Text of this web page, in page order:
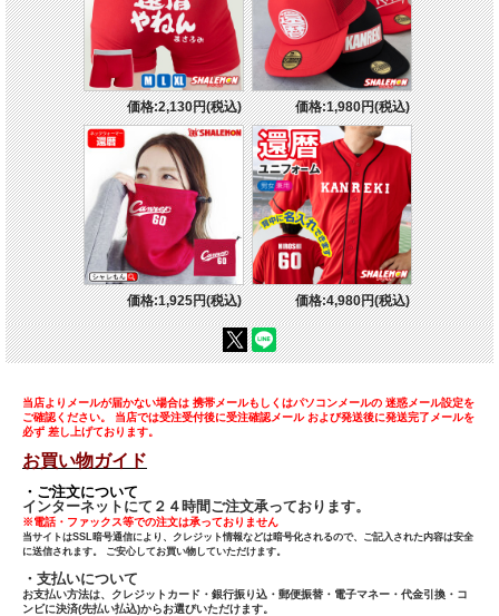
価格:2,130円(税込) 価格:1,980円(税込)
価格:1,925円(税込) 価格:4,980円(税込)
当店よりメールが届かない場合は 携帯メールもしくはパソコンメールの 迷惑メール設定を
ご確認ください。 当店では受注受付後に受注確認メール および発送後に発送完了メールを
必ず 差し上げております。
お買い物ガイド
・ご注文について
インターネットにて２４時間ご注文承っております。
※電話・ファックス等での注文は承っておりません
当サイトはSSL暗号通信により、クレジット情報などは暗号化されるので、ご記入された内容は安全
に送信されます。 ご安心してお買い物していただけます。
・支払いについて
お支払い方法は、クレジットカード・銀行振り込・郵便振替・電子マネー・代金引換・コ
ンビに決済(先払い払込)からお選びいただけます。